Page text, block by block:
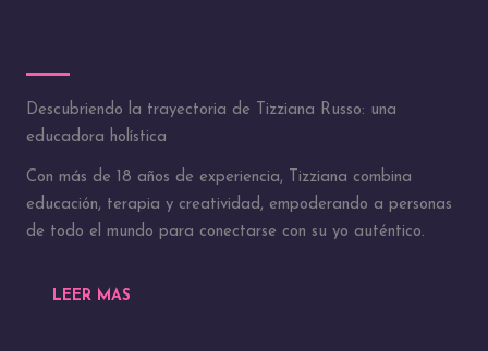
Descubriendo la trayectoria de Tizziana Russo: una
educadora holística
Con más de 18 años de experiencia, Tizziana combina
educación, terapia y creatividad, empoderando a personas
de todo el mundo para conectarse con su yo auténtico.
LEER MAS